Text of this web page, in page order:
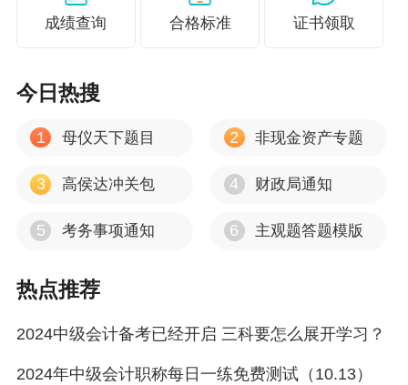
成绩查询 合格标准 证书领取
今日热搜
1 母仪天下题目 2 非现金资产专题
3 高侯达冲关包 4 财政局通知
5 考务事项通知 6 主观题答题模版
热点推荐
2024中级会计备考已经开启 三科要怎么展开学习？
2024年中级会计职称每日一练免费测试（10.13）